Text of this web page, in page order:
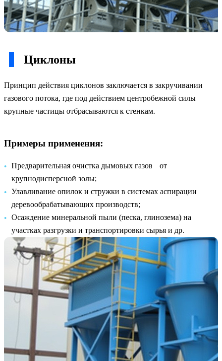
Циклоны
Принцип действия циклонов заключается в закручивании
газового потока, где под действием центробежной силы
крупные частицы отбрасываются к стенкам.
Примеры применения:
Предварительная очистка дымовых газов от
крупнодисперсной золы;
Улавливание опилок и стружки в системах аспирации
деревообрабатывающих производств;
Осаждение минеральной пыли (песка, глинозема) на
участках разгрузки и транспортировки сырья и др.